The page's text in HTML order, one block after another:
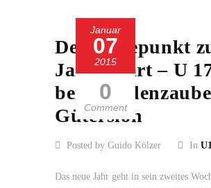
Januar
07
2015
0
Comment
Der Höhepunkt
Jahresstart – U
beim
Gütersloh
Posted by Guido Kölzer In
Das neue Jahr geht in sein zweites